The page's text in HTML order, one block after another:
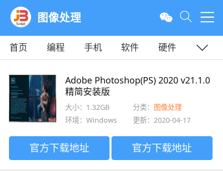
图像处理
首页 编程 手机 软件
硬件
Adobe Photoshop(PS) 2020 v21.1.0
精简安装版
大小：1.32GB 分类： 图像处理
环境：Windows
更新：2020-04-17
官方下载地址 官方下载地址